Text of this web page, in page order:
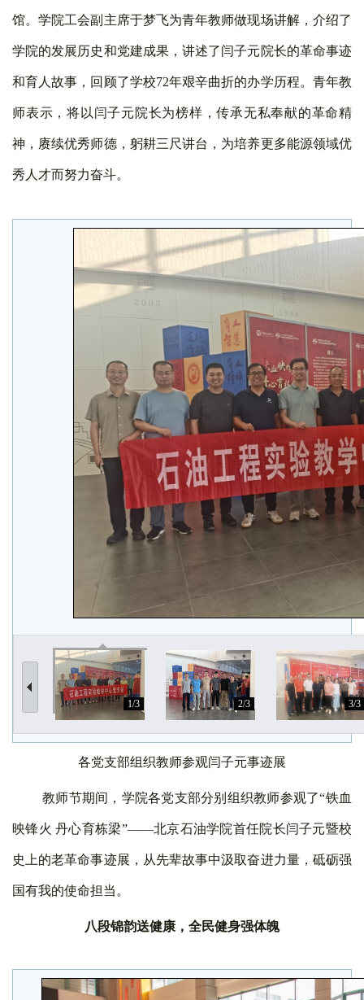
馆。学院工会副主席于梦飞为青年教师做现场讲解，介绍了
学院的发展历史和党建成果，讲述了闫子元院长的革命事迹
和育人故事，回顾了学校72年艰辛曲折的办学历程。青年教
师表示，将以闫子元院长为榜样，传承无私奉献的革命精
神，赓续优秀师德，躬耕三尺讲台，为培养更多能源领域优
秀人才而努力奋斗。
1/3 2/3 3/3
各党支部组织教师参观闫子元事迹展
教师节期间，学院各党支部分别组织教师参观了“铁血
映锋火 丹心育栋梁”——北京石油学院首任院长闫子元暨校
史上的老革命事迹展，从先辈故事中汲取奋进力量，砥砺强
国有我的使命担当。
八段锦韵送健康，全民健身强体魄